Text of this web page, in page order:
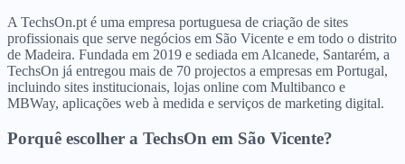
A TechsOn.pt é uma empresa portuguesa de criação de sites
profissionais que serve negócios em São Vicente e em todo o distrito
de Madeira. Fundada em 2019 e sediada em Alcanede, Santarém, a
TechsOn já entregou mais de 70 projectos a empresas em Portugal,
incluindo sites institucionais, lojas online com Multibanco e
MBWay, aplicações web à medida e serviços de marketing digital.
Porquê escolher a TechsOn em São Vicente?